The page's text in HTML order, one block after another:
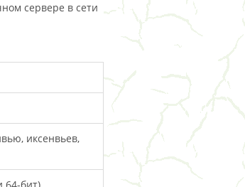
сервере в сети
иксенвьев,